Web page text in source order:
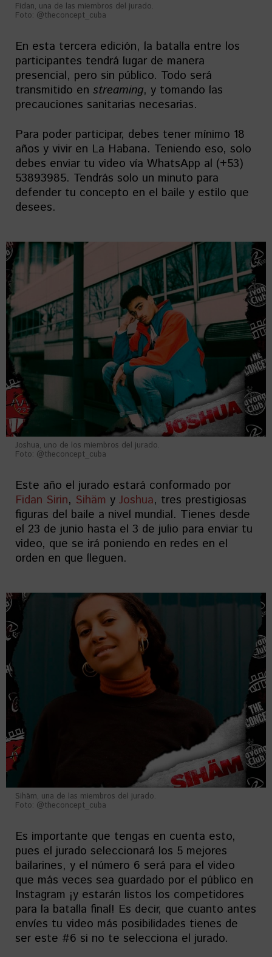
Fidan, una de las miembros del jurado.
Foto: @theconcept_cuba
En esta tercera edición, la batalla entre los
participantes tendrá lugar de manera
presencial, pero sin público. Todo será
transmitido en streaming, y tomando las
precauciones sanitarias necesarias.
Para poder participar, debes tener mínimo 18
años y vivir en La Habana. Teniendo eso, solo
debes enviar tu video vía WhatsApp al (+53)
53893985. Tendrás solo un minuto para
defender tu concepto en el baile y estilo que
desees.
Joshua, uno de los miembros del jurado.
Foto: @theconcept_cuba
Este año el jurado estará conformado por
Fidan Sirin, Sihäm y Joshua, tres prestigiosas
figuras del baile a nivel mundial. Tienes desde
el 23 de junio hasta el 3 de julio para enviar tu
video, que se irá poniendo en redes en el
orden en que lleguen.
Sihäm, una de las miembros del jurado.
Foto: @theconcept_cuba
Es importante que tengas en cuenta esto,
pues el jurado seleccionará los 5 mejores
bailarines, y el número 6 será para el video
que más veces sea guardado por el público en
Instagram ¡y estarán listos los competidores
para la batalla final! Es decir, que cuanto antes
envíes tu video más posibilidades tienes de
ser este #6 si no te selecciona el jurado.